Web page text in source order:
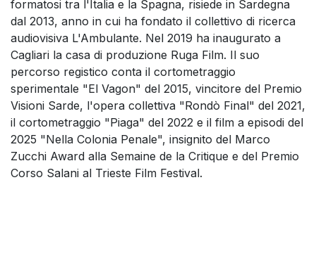
formatosi tra l'Italia e la Spagna, risiede in Sardegna
dal 2013, anno in cui ha fondato il collettivo di ricerca
audiovisiva L'Ambulante. Nel 2019 ha inaugurato a
Cagliari la casa di produzione Ruga Film. Il suo
percorso registico conta il cortometraggio
sperimentale "El Vagon" del 2015, vincitore del Premio
Visioni Sarde, l'opera collettiva "Rondò Final" del 2021,
il cortometraggio "Piaga" del 2022 e il film a episodi del
2025 "Nella Colonia Penale", insignito del Marco
Zucchi Award alla Semaine de la Critique e del Premio
Corso Salani al Trieste Film Festival.